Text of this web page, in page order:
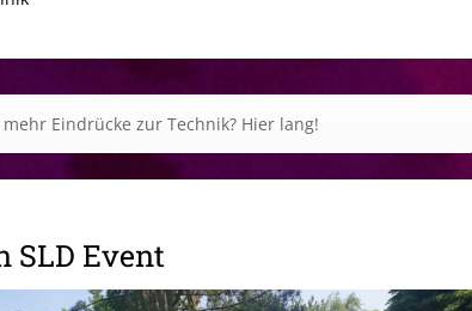
mehr Eindrücke zur Technik? Hier lang!
SLD Event